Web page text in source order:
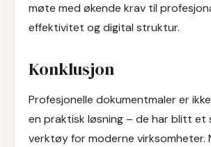
møte med økende krav til
effektivitet og digital struktur.
Konklusjon
Profesjonelle dokumentmaler er
en praktisk løsning – de har blitt et
verktøy for moderne virksomheter.